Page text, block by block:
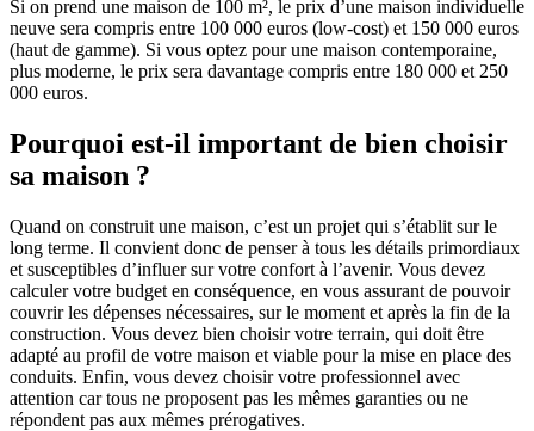
Si on prend une maison de 100 m², le prix d’une maison individuelle
neuve sera compris entre 100 000 euros (low-cost) et 150 000 euros
(haut de gamme). Si vous optez pour une maison contemporaine,
plus moderne, le prix sera davantage compris entre 180 000 et 250
000 euros.
Pourquoi est-il important de bien choisir
sa maison ?
Quand on construit une maison, c’est un projet qui s’établit sur le
long terme. Il convient donc de penser à tous les détails primordiaux
et susceptibles d’influer sur votre confort à l’avenir. Vous devez
calculer votre budget en conséquence, en vous assurant de pouvoir
couvrir les dépenses nécessaires, sur le moment et après la fin de la
construction. Vous devez bien choisir votre terrain, qui doit être
adapté au profil de votre maison et viable pour la mise en place des
conduits. Enfin, vous devez choisir votre professionnel avec
attention car tous ne proposent pas les mêmes garanties ou ne
répondent pas aux mêmes prérogatives.